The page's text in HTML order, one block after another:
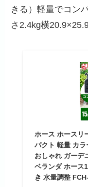
きる）軽量でコン
さ2.4kg横
ホース ホースリ
パクト 軽量 カ
おしゃれ ガーデ
ベランダ ホース
き 水量調整